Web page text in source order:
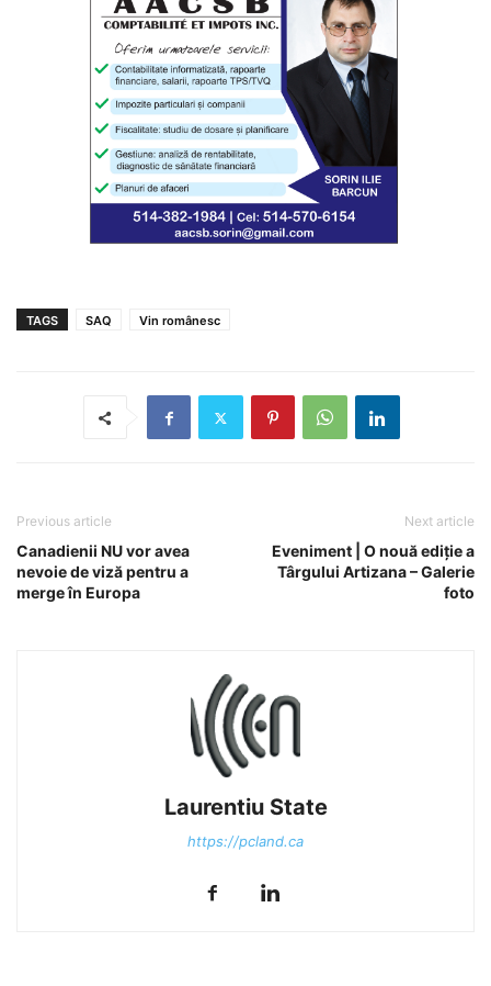
TAGS SAQ Vin românesc
Previous article
Canadienii NU vor avea
nevoie de viză pentru a
merge în Europa
Next article
Eveniment | O nouă ediție a
Târgului Artizana – Galerie
foto
Laurentiu State
https://pcland.ca